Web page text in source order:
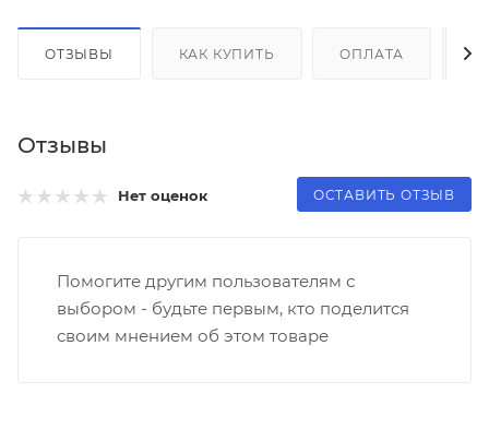
ОТЗЫВЫ КАК КУПИТЬ ОПЛАТА
Отзывы
Нет оценок ОСТАВИТЬ ОТЗЫВ
Помогите другим пользователям с
выбором - будьте первым, кто поделится
своим мнением об этом товаре